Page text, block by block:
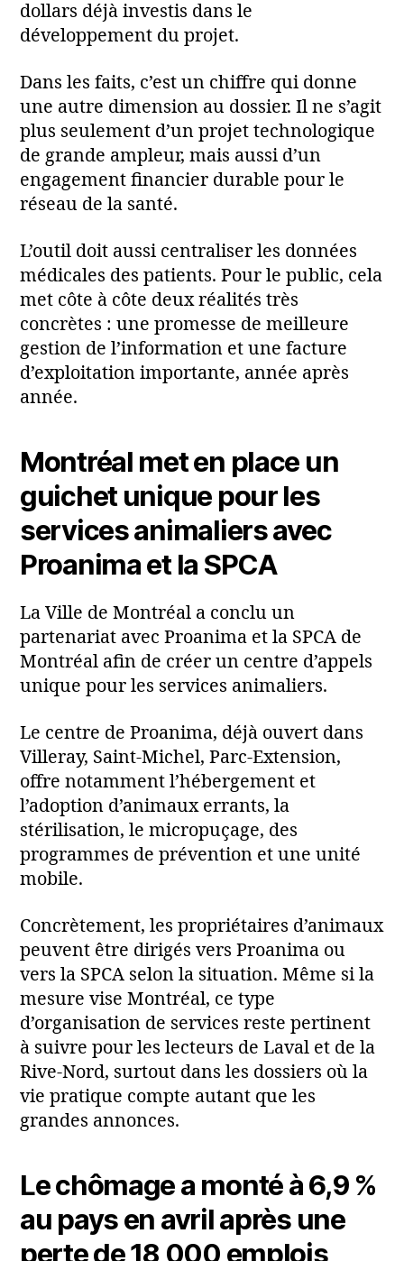
dollars déjà investis dans le
développement du projet.
Dans les faits, c’est un chiffre qui donne
une autre dimension au dossier. Il ne s’agit
plus seulement d’un projet technologique
de grande ampleur, mais aussi d’un
engagement financier durable pour le
réseau de la santé.
L’outil doit aussi centraliser les données
médicales des patients. Pour le public, cela
met côte à côte deux réalités très
concrètes : une promesse de meilleure
gestion de l’information et une facture
d’exploitation importante, année après
année.
Montréal met en place un
guichet unique pour les
services animaliers avec
Proanima et la SPCA
La Ville de Montréal a conclu un
partenariat avec Proanima et la SPCA de
Montréal afin de créer un centre d’appels
unique pour les services animaliers.
Le centre de Proanima, déjà ouvert dans
Villeray, Saint-Michel, Parc-Extension,
offre notamment l’hébergement et
l’adoption d’animaux errants, la
stérilisation, le micropuçage, des
programmes de prévention et une unité
mobile.
Concrètement, les propriétaires d’animaux
peuvent être dirigés vers Proanima ou
vers la SPCA selon la situation. Même si la
mesure vise Montréal, ce type
d’organisation de services reste pertinent
à suivre pour les lecteurs de Laval et de la
Rive-Nord, surtout dans les dossiers où la
vie pratique compte autant que les
grandes annonces.
Le chômage a monté à 6,9 %
au pays en avril après une
perte de 18 000 emplois